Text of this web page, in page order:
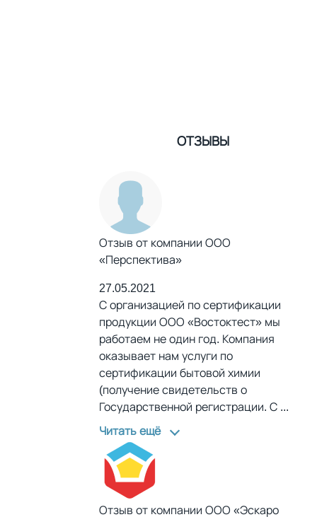
ОТЗЫВЫ
Отзыв от компании ООО
«Перспектива»
27.05.2021
С организацией по сертификации
продукции ООО «Востоктест» мы
работаем не один год. Компания
оказывает нам услуги по
сертификации бытовой химии
(получение свидетельств о
Государственной регистрации. С ...
Читать ещё
Отзыв от компании ООО «Эскаро